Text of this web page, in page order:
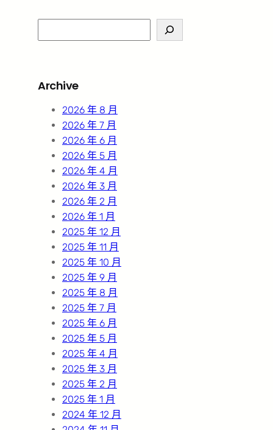
e
c
Archive
2026 年 8 月
2026 年 7 月
2026 年 6 月
2026 年 5 月
2026 年 4 月
2026 年 3 月
2026 年 2 月
2026 年 1 月
2025 年 12 月
2025 年 11 月
2025 年 10 月
2025 年 9 月
2025 年 8 月
2025 年 7 月
2025 年 6 月
2025 年 5 月
2025 年 4 月
2025 年 3 月
2025 年 2 月
2025 年 1 月
2024 年 12 月